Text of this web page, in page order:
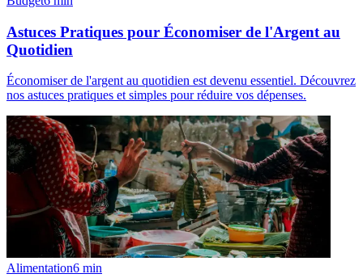
Astuces Pratiques pour Économiser de l'Argent au
Quotidien
Économiser de l'argent au quotidien est devenu essentiel. Découvrez
nos astuces pratiques et simples pour réduire vos dépenses.
Alimentation6 min